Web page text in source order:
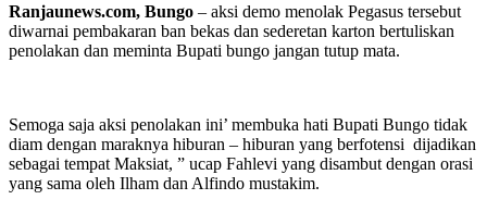
Ranjaunews.com, Bungo – aksi demo menolak Pegasus tersebut
diwarnai pembakaran ban bekas dan sederetan karton bertuliskan
penolakan dan meminta Bupati bungo jangan tutup mata.
Semoga saja aksi penolakan ini’ membuka hati Bupati Bungo tidak
diam dengan maraknya hiburan – hiburan yang berfotensi dijadikan
sebagai tempat Maksiat, ” ucap Fahlevi yang disambut dengan orasi
yang sama oleh Ilham dan Alfindo mustakim.